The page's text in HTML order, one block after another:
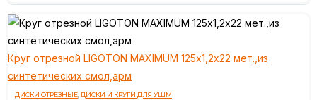
Круг отрезной LIGOTON MAXIMUM 125х1,2х22 мет.,из
синтетических смол,арм
ДИСКИ ОТРЕЗНЫЕ ДИСКИ И КРУГИ ДЛЯ УШМ